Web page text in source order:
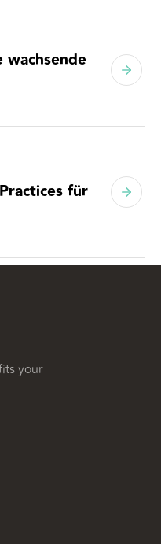
wachsende
für
your